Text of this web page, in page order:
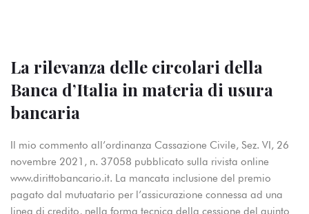
La rilevanza delle circolari della
Banca d’Italia in materia di usura
bancaria
Il mio commento all’ordinanza Cassazione Civile, Sez. VI, 26
novembre 2021, n. 37058 pubblicato sulla rivista online
www.dirittobancario.it. La mancata inclusione del premio
pagato dal mutuatario per l’assicurazione connessa ad una
linea di credito, nella forma tecnica della cessione del quinto